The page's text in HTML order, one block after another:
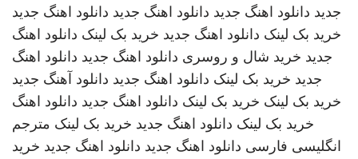
جدید دانلود اهنگ جدید دانلود اهنگ جدید دانلود اهنگ جدید
خرید بک لینک دانلود اهنگ جدید خرید بک لینک دانلود اهنگ
جدید خرید شال و روسری دانلود اهنگ جدید دانلود اهنگ
جدید خرید بک لینک دانلود اهنگ جدید دانلود آهنگ جدید
خرید بک لینک خرید بک لینک دانلود اهنگ جدید دانلود اهنگ
خرید بک لینک دانلود اهنگ جدید خرید بک لینک مترجم
انگلیسی فارسی دانلود اهنگ جدید دانلود اهنگ جدید خرید